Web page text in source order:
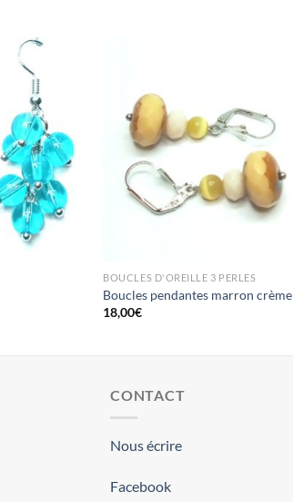
BOUCLES D'OREILLE 3 PERLES
Boucles pendantes marron crème
18,00€
CONTACT
Nous écrire
Facebook